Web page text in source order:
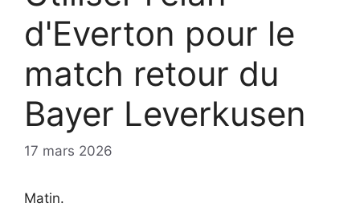
d'Everton pour le
match retour du
Bayer Leverkusen
17 mars 2026
Matin.